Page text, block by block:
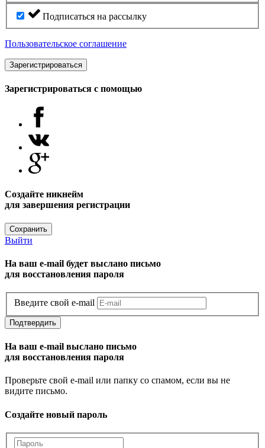
Подписаться на рассылку
Пользовательское соглашение
Зарегистрироваться
Зарегистрироваться с помощью
Создайте никнейм
для завершения регистрации
Сохранить
Выйти
На ваш e-mail будет выслано письмо
для восстановления пароля
Введите свой e-mail
Подтвердить
На ваш e-mail выслано письмо
для восстановления пароля
Проверьте свой e-mail или папку со спамом, если вы не
видите письмо.
Создайте новый пароль